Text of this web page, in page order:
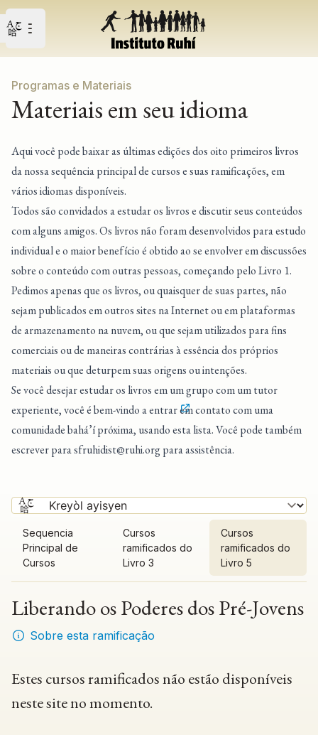
Abrir o menu principal
Open user menu
Programas e Materiais
Materiais em seu idioma
Aqui você pode baixar as últimas edições dos oito primeiros livros
da nossa sequência principal de cursos e suas ramificações, em
vários idiomas disponíveis.
Todos são convidados a estudar os livros e discutir seus conteúdos
com alguns amigos. Os livros não foram desenvolvidos para estudo
individual e o maior benefício é obtido ao se envolver em discussões
sobre o conteúdo com outras pessoas, começando pelo Livro 1.
Pedimos apenas que os livros, ou quaisquer de suas partes, não
sejam publicados em outros sites na Internet ou em plataformas
de armazenamento na nuvem, ou que sejam utilizados para fins
comerciais ou de maneiras contrárias à essência dos próprios
materiais ou que deturpem suas origens ou intenções.
Se você desejar estudar os livros em um grupo com um tutor
experiente, você é bem-vindo a entrarem contato com uma
comunidade bahá’í próxima, usando esta lista. Você pode também
escrever parasfruhidist@ruhi.orgpara assistência.
Sequencia
Principal de
Cursos
Cursos
ramificados do
Livro 3
Cursos
ramificados do
Livro 5
Liberando os Poderes dos Pré-Jovens
Sobre esta ramificação
Estes cursos ramificados não estão disponíveis
neste site no momento.